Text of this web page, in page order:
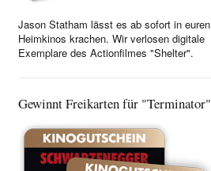
Jason Statham lässt es ab sofort in euren
Heimkinos krachen. Wir verlosen digitale
Exemplare des Actionfilmes "Shelter".
Gewinnt Freikarten für "Terminator"